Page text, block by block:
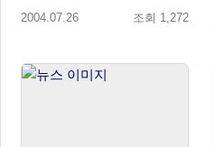
2004.07.26 조회 1,272